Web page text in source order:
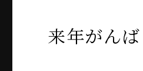
来年がん